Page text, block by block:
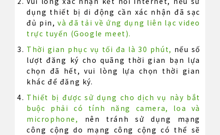
dụng thiết bị di động cần xác nhận đã sạc
đủ pin,và đã tải về ứng dụng liên lạc video
trực tuyến (Google meet).
Thời gian phục vụ tối đa là 30 phút, nếu số
lượt đăng ký cho quãng thời gian bạn lựa
chọn đã hết, vui lòng lựa chọn thời gian
khác để đăng ký.
Thiết bị được sử dụng cho dịch vụ này bắt
buộc phải có tính năng camera, loa và
microphone, nên tránh sử dụng mạng
công cộng do mạng công cộng có thể sẽ